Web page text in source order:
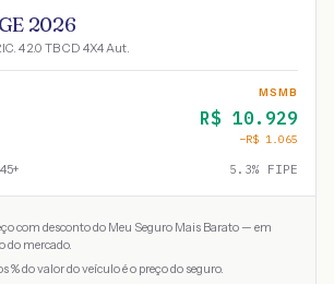
2026
4 2.0 TB CD 4X4 Aut.
MSMB
R$ 10.929
−R$ 1.065
5.3% FIPE
com desconto do Meu Seguro Mais Barato — em
do mercado.
% do valor do veículo é o preço do seguro.